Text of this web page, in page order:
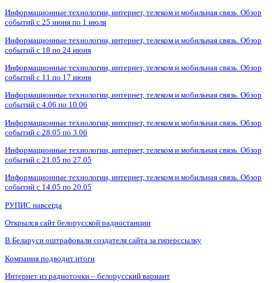
Информационные технологии, интернет, телеком и мобильная связь. Обзор
событий с 25 июня по 1 июля
Информационные технологии, интернет, телеком и мобильная связь. Обзор
событий с 18 по 24 июня
Информационные технологии, интернет, телеком и мобильная связь. Обзор
событий с 11 по 17 июня
Информационные технологии, интернет, телеком и мобильная связь. Обзор
событий с 4.06 по 10.06
Информационные технологии, интернет, телеком и мобильная связь. Обзор
событий с 28.05 по 3.06
Информационные технологии, интернет, телеком и мобильная связь. Обзор
событий с 21.05 по 27.05
Информационные технологии, интернет, телеком и мобильная связь. Обзор
событий с 14.05 по 20.05
РУПИС навсегда
Открылся сайт белорусской радиостанции
В Беларуси оштрафовали создателя сайта за гиперссылку
Компания подводит итоги
Интернет из радиоточки – белорусский вариант